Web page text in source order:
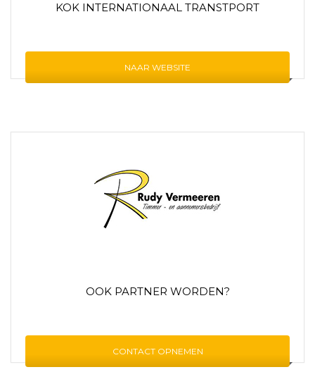
KOK INTERNATIONAAL TRANSTPORT
NAAR WEBSITE
OOK PARTNER WORDEN?
CONTACT OPNEMEN